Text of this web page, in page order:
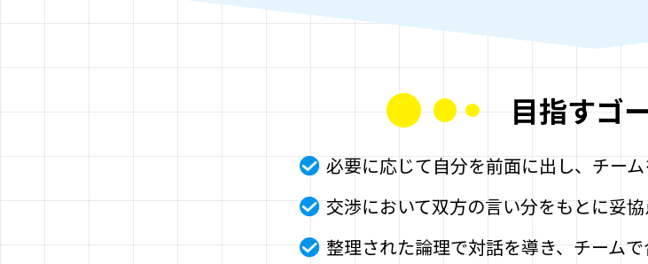
目指すゴ
必要に応じて自分を前面に出し、チー
交渉において双方の言い分をもとに妥
整理された論理で対話を導き、チーム